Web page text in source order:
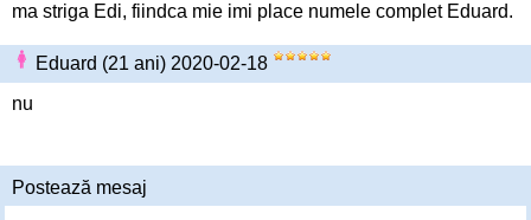
ma striga Edi, fiindca mie imi place numele complet Eduard.
Eduard (21 ani) 2020-02-18
nu
Postează mesaj